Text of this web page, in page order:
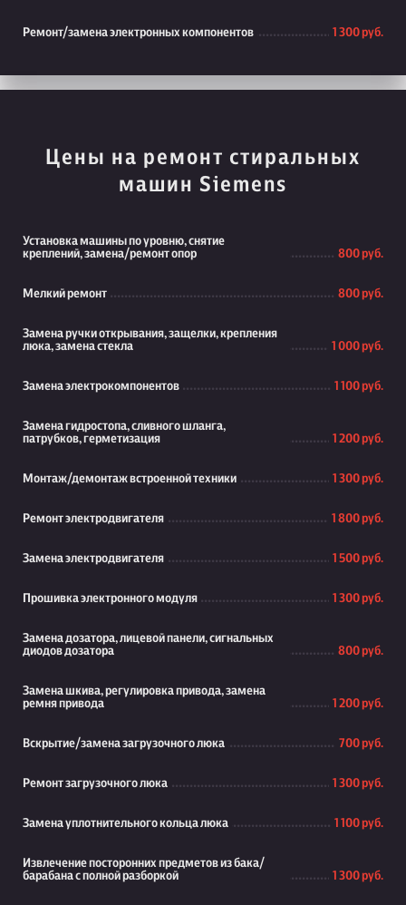
Ремонт/замена электронных компонентов 1 300 руб.
Цены на ремонт стиральных
машин Siemens
Установка машины по уровню, снятие
креплений, замена/ремонт опор
800 руб.
Мелкий ремонт 800 руб.
Замена ручки открывания, защелки, крепления
люка, замена стекла
1 000 руб.
Замена электрокомпонентов 1 100 руб.
Замена гидростопа, сливного шланга,
патрубков, герметизация
1 200 руб.
Монтаж/демонтаж встроенной техники 1 300 руб.
Ремонт электродвигателя 1 800 руб.
Замена электродвигателя 1 500 руб.
Прошивка электронного модуля 1 300 руб.
Замена дозатора, лицевой панели, сигнальных
диодов дозатора
800 руб.
Замена шкива, регулировка привода, замена
ремня привода
1 200 руб.
Вскрытие/замена загрузочного люка 700 руб.
Ремонт загрузочного люка 1 300 руб.
Замена уплотнительного кольца люка 1 100 руб.
Извлечение посторонних предметов из бака/
барабана с полной разборкой
1 300 руб.